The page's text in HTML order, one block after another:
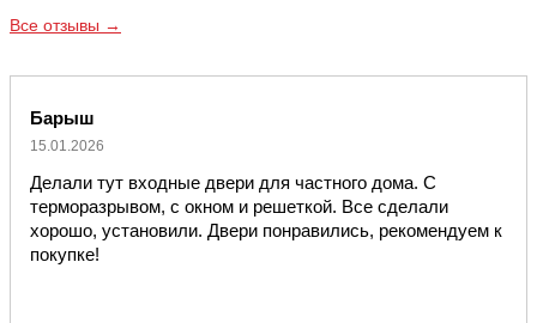
Все отзывы →
Барыш
15.01.2026
Делали тут входные двери для частного дома. С
терморазрывом, с окном и решеткой. Все сделали
хорошо, установили. Двери понравились, рекомендуем к
покупке!